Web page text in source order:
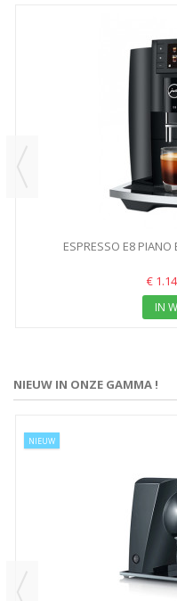
ESPRESSO E8 PIANO
€
IN
NIEUW IN ONZE GAMMA !
NIEUW